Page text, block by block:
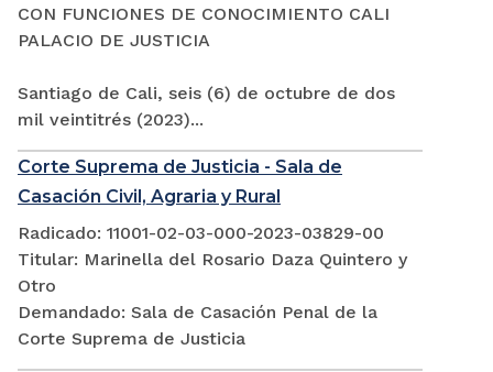
CON FUNCIONES DE CONOCIMIENTO CALI
PALACIO DE JUSTICIA
Santiago de Cali, seis (6) de octubre de dos
mil veintitrés (2023)...
Corte Suprema de Justicia - Sala de
Casación Civil, Agraria y Rural
Radicado: 11001-02-03-000-2023-03829-00
Titular: Marinella del Rosario Daza Quintero y
Otro
Demandado: Sala de Casación Penal de la
Corte Suprema de Justicia